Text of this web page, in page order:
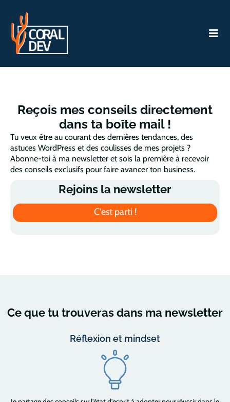
Ce que tu trouveras dans ma newsletter
Réflexion et mindset